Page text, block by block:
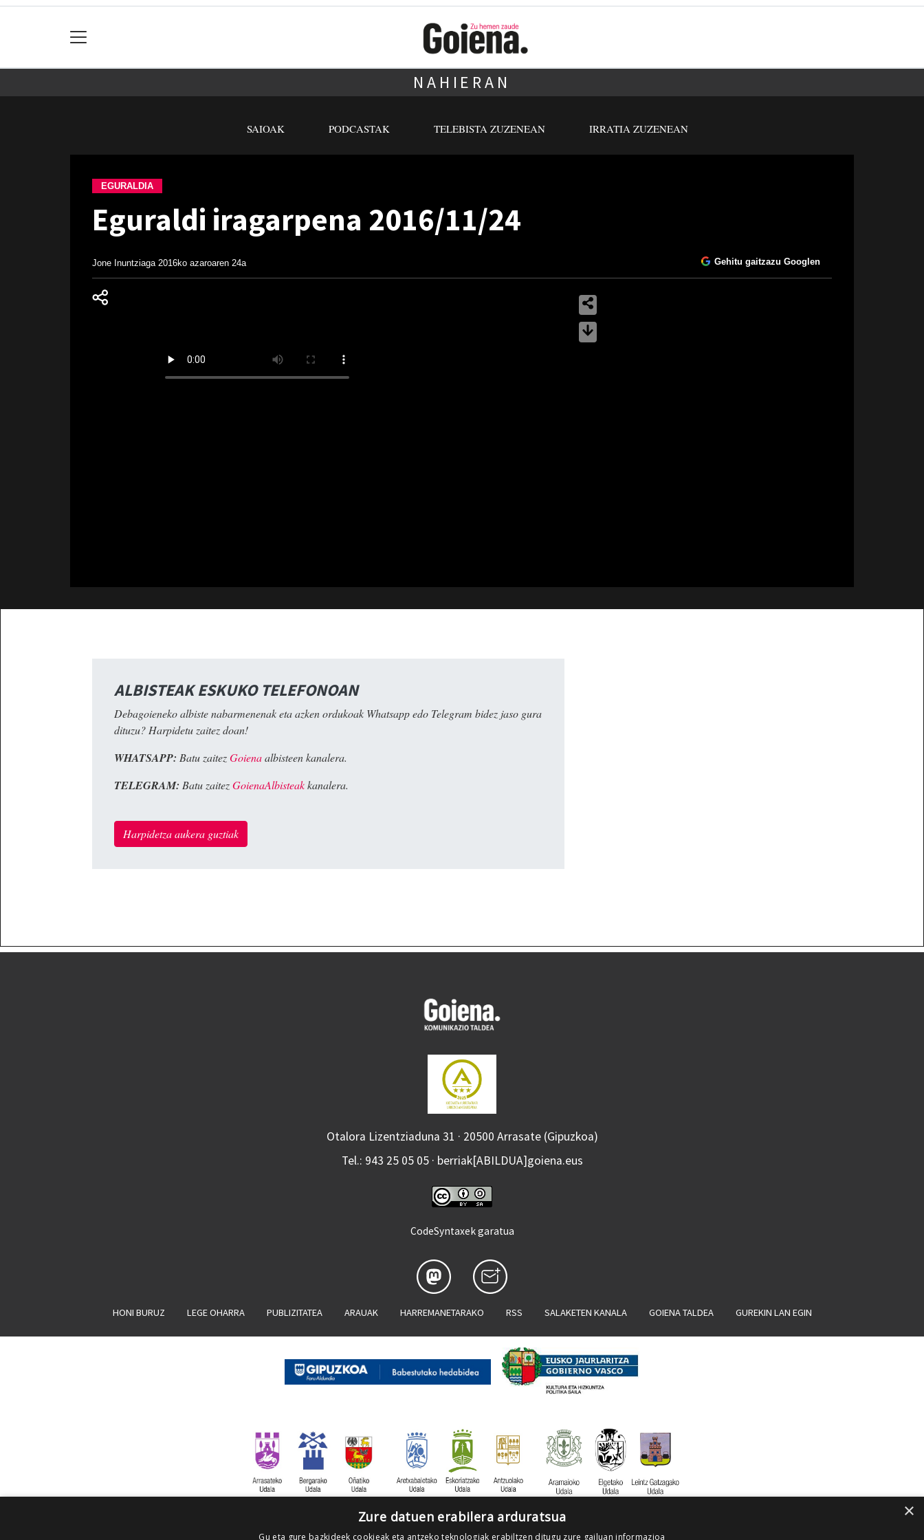
NAHIERAN
SAIOAK PODCASTAK TELEBISTA ZUZENEAN IRRATIA ZUZENEAN
EGURALDIA
Eguraldi iragarpena 2016/11/24
Jone Inuntziaga 2016ko azaroaren 24a Gehitu gaitzazu Googlen
ALBISTEAK ESKUKO TELEFONOAN
Debagoieneko albiste nabarmenenak eta azken ordukoak Whatsapp edo Telegram bidez jaso gura
dituzu? Harpidetu zaitez doan!
WHATSAPP: Batu zaitezGoienaalbisteen kanalera.
TELEGRAM: Batu zaitezGoienaAlbisteakkanalera.
Harpidetza aukera guztiak
Otalora Lizentziaduna 31 · 20500 Arrasate (Gipuzkoa)
Tel.: 943 25 05 05 · berriak[ABILDUA]goiena.eus
CodeSyntaxek garatua
HONI BURUZ LEGE OHARRA PUBLIZITATEA ARAUAK HARREMANETARAKO RSS SALAKETEN KANALA GOIENA TALDEA GUREKIN LAN EGIN
×
Zure datuen erabilera arduratsua
Gu eta gure bazkideek cookieak eta antzeko teknologiak erabiltzen ditugu zure gailuan informazioa